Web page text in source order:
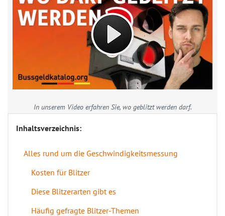
In unserem Video erfahren Sie, wo geblitzt werden darf.
Inhaltsverzeichnis:
Alles rund um die Geschwindigkeitsmessung
Kosten für Blitzer
Diese Blitzerarten gibt es
Häufig gefragte Blitzer-Themen